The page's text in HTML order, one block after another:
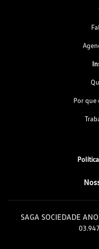
Por que
SAGA SOCIEDADE